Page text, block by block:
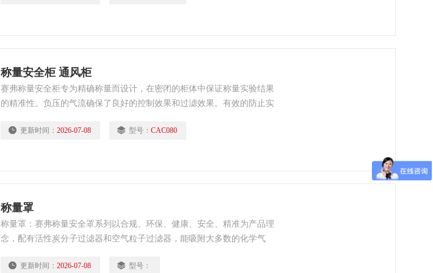
称量安全柜 通风柜
赛弗称量安全柜专为精确称量而设计，在密闭的柜体中保证称量实验结果
的精准性。负压的气流确保了良好的控制效果和过滤效果。有效的防止实
更新时间： 2026-07-08 型号： CAC080
称量罩
称量罩：赛弗称量安全罩系列以合规、环保、健康、安全、精准为产品理
念，配有活性炭分子过滤器和空气粒子过滤器，能吸附大多数的化学气
准性。更新时间： 2026-07-08 型号：